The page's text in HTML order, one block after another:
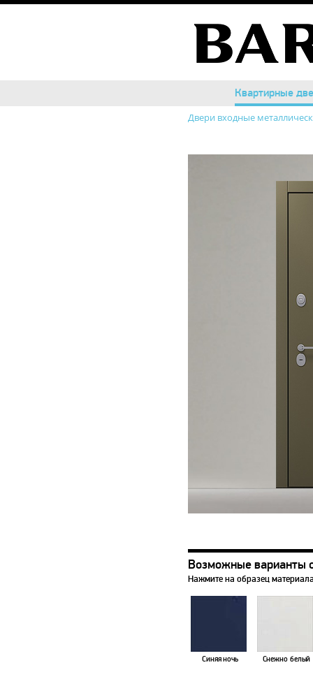
Квартирные
Квартирные
Двери входные
Возможные варианты
Нажмите на образец
Синяя ночь Снежно белый